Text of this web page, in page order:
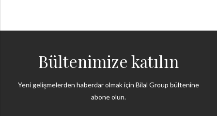
Bültenimize katılın
Yeni gelişmelerden haberdar olmak için Bilal Group bültenine
abone olun.